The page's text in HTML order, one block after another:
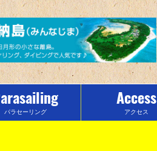
パラセーリング
Access
アクセス